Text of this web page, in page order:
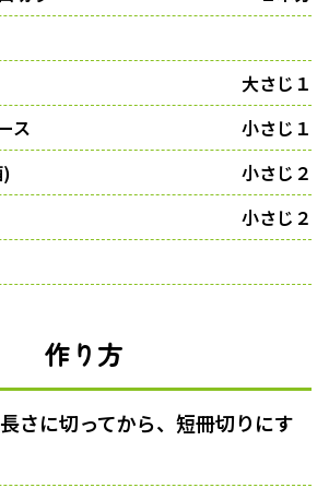
大さじ１
ス
小さじ１
小さじ２
小さじ２
作り方
さに切ってから、短冊切りにす